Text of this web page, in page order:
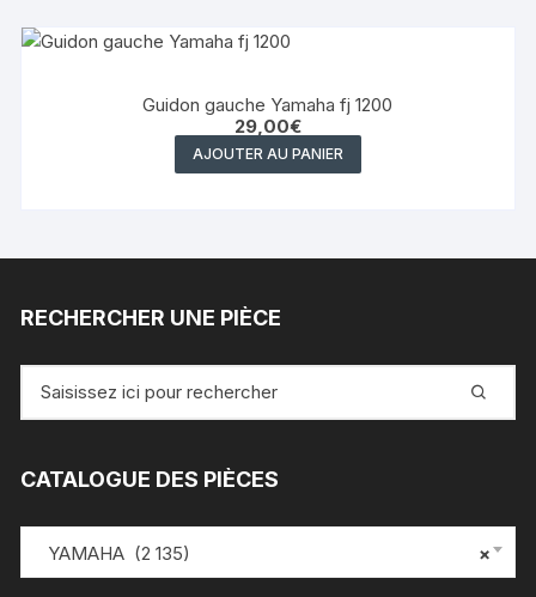
Guidon gauche Yamaha fj 1200
29,00€
AJOUTER AU PANIER
RECHERCHER UNE PIÈCE
pour
CATALOGUE DES PIÈCES
×
YAMAHA (2 135)